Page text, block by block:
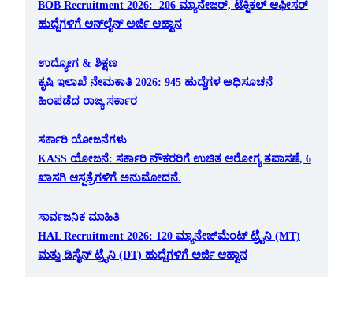
BOB Recruitment 2026: 206 ಮ್ಯಾನೇಜರ್, ಟೆಕ್ನಿಕಲ್ ಆಫೀಸರ್
ಹುದ್ದೆಗಳಿಗೆ ಆನ್‌ಲೈನ್ ಅರ್ಜಿ ಆಹ್ವಾನ
ಉದ್ಯೋಗ & ಶಿಕ್ಷಣ
ಕೃಷಿ ಇಲಾಖೆ ನೇಮಕಾತಿ 2026: 945 ಹುದ್ದೆಗಳ ಅಧಿಸೂಚನೆ
ಹಿಂಪಡೆದ ರಾಜ್ಯ ಸರ್ಕಾರ
ಸರ್ಕಾರಿ ಯೋಜನೆಗಳು
KASS ಯೋಜನೆ: ಸರ್ಕಾರಿ ನೌಕರರಿಗೆ ಉಚಿತ ಆರೋಗ್ಯ ತಪಾಸಣೆ, 6
ಖಾಸಗಿ ಆಸ್ಪತ್ರೆಗಳಿಗೆ ಅನುಮೋದನೆ.
ಸಾರ್ವಜನಿಕ ಮಾಹಿತಿ
HAL Recruitment 2026: 120 ಮ್ಯಾನೇಜ್‌ಮೆಂಟ್ ಟ್ರೈನಿ (MT)
ಮತ್ತು ಡಿಸೈನ್ ಟ್ರೈನಿ (DT) ಹುದ್ದೆಗಳಿಗೆ ಅರ್ಜಿ ಆಹ್ವಾನ